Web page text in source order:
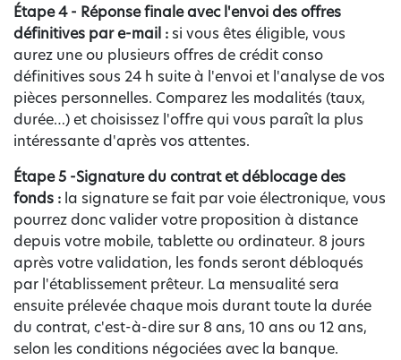
Étape 4 - Réponse finale avec l'envoi des offres
définitives par e-mail : si vous êtes éligible, vous
aurez une ou plusieurs offres de crédit conso
définitives sous 24 h suite à l'envoi et l'analyse de vos
pièces personnelles. Comparez les modalités (taux,
durée…) et choisissez l'offre qui vous paraît la plus
intéressante d'après vos attentes.
Étape 5 -Signature du contrat et déblocage des
fonds : la signature se fait par voie électronique, vous
pourrez donc valider votre proposition à distance
depuis votre mobile, tablette ou ordinateur. 8 jours
après votre validation, les fonds seront débloqués
par l'établissement prêteur. La mensualité sera
ensuite prélevée chaque mois durant toute la durée
du contrat, c'est-à-dire sur 8 ans, 10 ans ou 12 ans,
selon les conditions négociées avec la banque.